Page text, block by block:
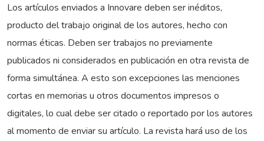
Los artículos enviados a Innovare deben ser inéditos,
producto del trabajo original de los autores, hecho con
normas éticas. Deben ser trabajos no previamente
publicados ni considerados en publicación en otra revista de
forma simultánea. A esto son excepciones las menciones
cortas en memorias u otros documentos impresos o
digitales, lo cual debe ser citado o reportado por los autores
al momento de enviar su artículo. La revista hará uso de los